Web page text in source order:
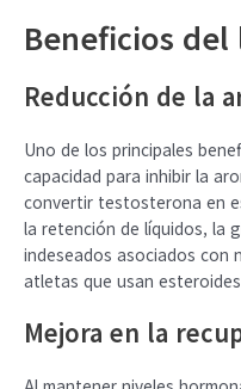
Beneficios
Reducción de la
Uno de los principales
capacidad para inhibir la
convertir testosterona en
la retención de líquidos, la
indeseados asociados con
atletas que usan
Mejora en la